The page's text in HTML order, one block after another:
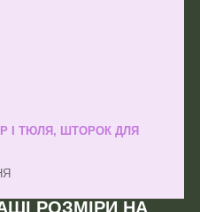
І ТЮЛЯ, ШТОРОК ДЛЯ
РОЗМІРИ НА